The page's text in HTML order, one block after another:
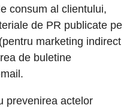
consum al clientului,
de PR publicate pe
marketing indirect
de buletine
prevenirea actelor